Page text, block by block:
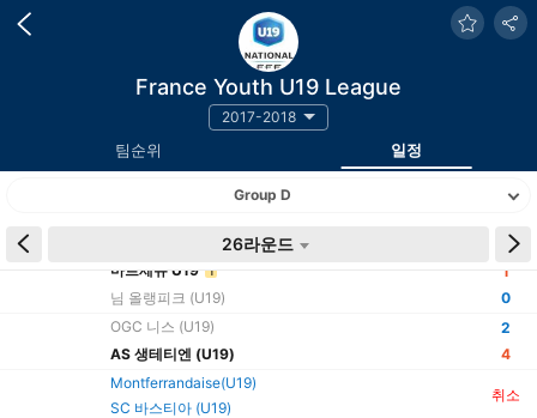
France Youth U19 League
2017-2018
팀순위 일정
Group D
26라운드 결과
마르세유 U19 1
님 올랭피크 (U19)
1
0
OGC 니스 (U19)
AS 생테티엔 (U19)
2
4
Montferrandaise(U19)
SC 바스티아 (U19)
취소